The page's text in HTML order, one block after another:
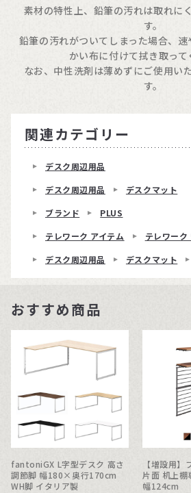
素材の特性上、鉛筆の汚れは取れに
す。
鉛筆の汚れがついてしまった場合、
かい布に付けて拭き取って
なお、中性洗剤は薄めずにご使用い
す。
関連カテゴリー
デスク周辺用品
デスク周辺用品
デスクマット
ブランド
PLUS
テレワーク アイテム
テレワーク
デスク周辺用品
デスクマット
おすすめ商品
fantoniGX L字型デスク 高さ
調節脚 幅180×奥行170cm
WH脚 イタリア製
【増設用】
片面 机上棚
幅124cm